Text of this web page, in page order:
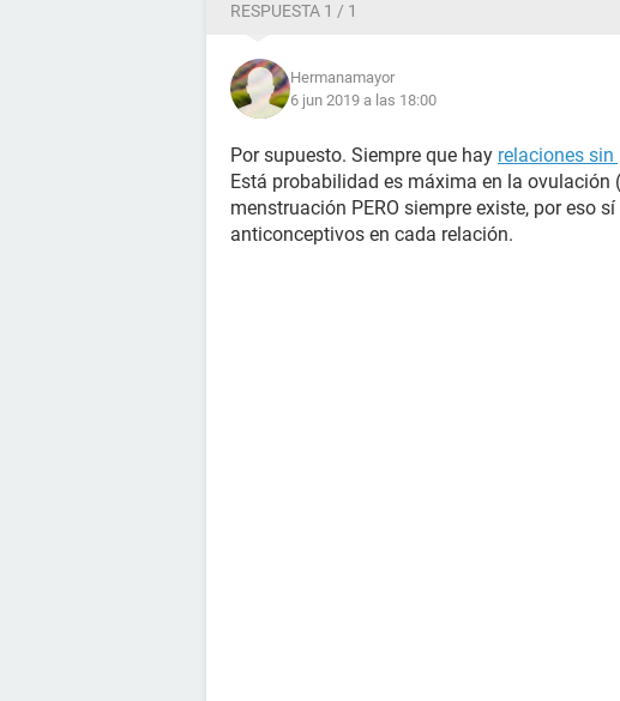
RESPUESTA 1 / 1
Hermanamayor
6 jun 2019 a las 18:00
Por supuesto. Siempre que hay relaciones sin
Está probabilidad es máxima en la
menstruación PERO siempre existe, por eso
anticonceptivos en cada relación.